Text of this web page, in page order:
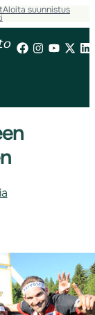
Aloita suunnistus